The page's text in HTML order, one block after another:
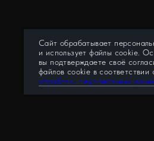
Сайт обрабатывает
и использует файлы cookie.
вы подтверждаете своё
файлов cookie в соответствии
обработки персональных